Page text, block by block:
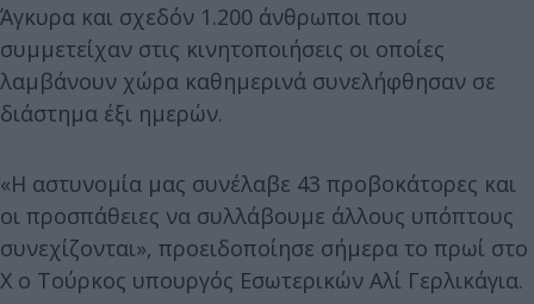
Άγκυρα και σχεδόν 1.200 άνθρωποι που
συμμετείχαν στις κινητοποιήσεις οι οποίες
λαμβάνουν χώρα καθημερινά συνελήφθησαν σε
διάστημα έξι ημερών.
«Η αστυνομία μας συνέλαβε 43 προβοκάτορες και
οι προσπάθειες να συλλάβουμε άλλους υπόπτους
συνεχίζονται», προειδοποίησε σήμερα το πρωί στο
Χ ο Τούρκος υπουργός Εσωτερικών Αλί Γερλικάγια.